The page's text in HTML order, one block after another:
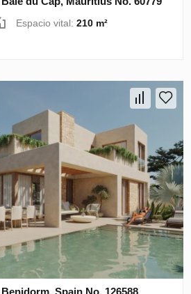
Espacio vital:210 m²
Spain No. 126588